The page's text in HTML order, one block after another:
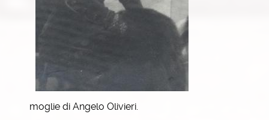
moglie di Angelo Olivieri.